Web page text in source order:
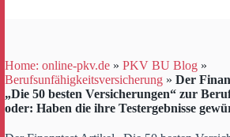
Home: online-pkv.de » PKV BU Blog »
Berufsunfähigkeitsversicherung » Der
„Die 50 besten Versicherungen“ zur
oder: Haben die ihre Testergebnisse